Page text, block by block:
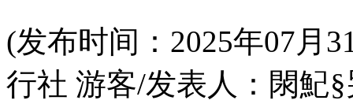
(发布时间：2025年07月
行社 游客/发表人：閖魢